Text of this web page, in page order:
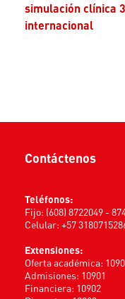
simulación clínica
internacional
Contáctenos
Teléfonos:
Fijo: (608) 8722049 -
Celular: +57
Extensiones:
Oferta académica:
Admisiones: 10901
Financiera: 10902